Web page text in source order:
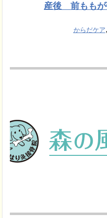
産後 前ももが
からだケア,